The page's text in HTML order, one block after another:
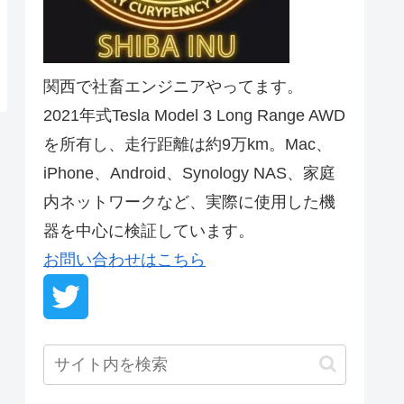
関西で社畜エンジニアやってます。
2021年式Tesla Model 3 Long Range AWD
を所有し、走行距離は約9万km。Mac、
iPhone、Android、Synology NAS、家庭
内ネットワークなど、実際に使用した機
器を中心に検証しています。
お問い合わせはこちら